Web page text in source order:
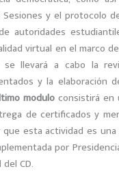
y el protocolo
autoridades
virtual en el marco
se llevará a cabo la
y la elaboración
modulo consistirá en
de certificados y
que esta actividad es
por
CD.